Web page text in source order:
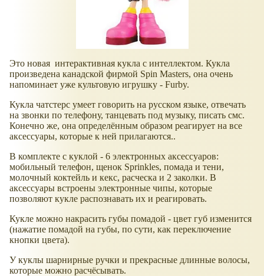
Это новая интерактивная кукла с интеллектом. Кукла
произведена канадской фирмой Spin Masters, она очень
напоминает уже культовую игрушку - Furby.
Кукла чатстерс умеет говорить на русском языке, отвечать
на звонки по телефону, танцевать под музыку, писать смс.
Конечно же, она определённым образом реагирует на все
аксессуары, которые к ней прилагаются..
В комплекте с куклой - 6 электронных аксессуаров:
мобильный телефон, щенок Sprinkles, помада и тени,
молочный коктейль и кекс, расческа и 2 заколки. В
аксессуары встроены электронные чипы, которые
позволяют кукле распознавать их и реагировать.
Кукле можно накрасить губы помадой - цвет губ изменится
(нажатие помадой на губы, по сути, как переключение
кнопки цвета).
У куклы шарнирные ручки и прекрасные длинные волосы,
которые можно расчёсывать.